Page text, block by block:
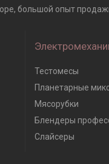
большой опыт
Тестомесы
Планетарные
Мясорубки
Блендеры
Слайсеры